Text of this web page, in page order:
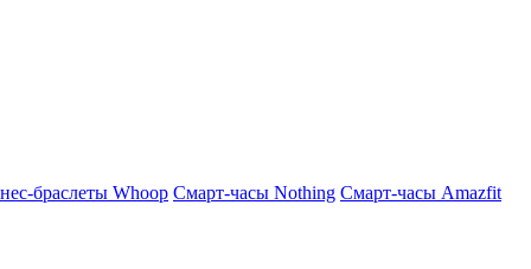
браслеты Whoop Смарт-часы Nothing Смарт-часы Amazfit